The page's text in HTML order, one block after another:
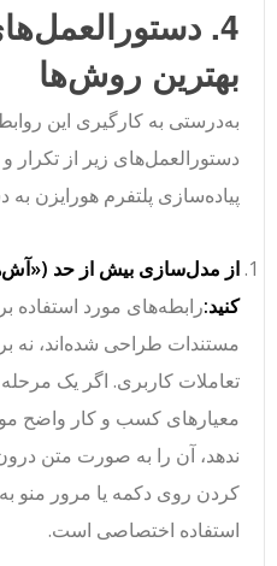
4.
بهترین روش‌ها
به‌درستی به کارگیری این
دستورالعمل‌های زیر از تکرار و
پیاده‌سازی پلتفرم هورایزن به
از مدل‌سازی بیش از حد
کنید:رابطه‌های مورد استفاده
مستندات طراحی شده‌اند، نه
تعاملات کاربری. اگر یک
معیارهای کسب و کار واضح
ندهد، آن را به صورت متن درون
کردن روی دکمه یا مرور منو به
استفاده اختصاصی است.